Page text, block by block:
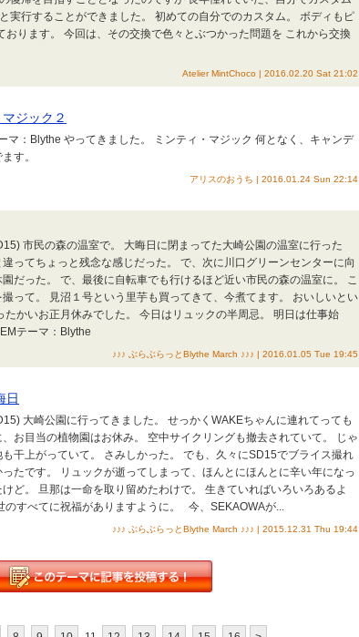
実行することができました。 初めての自分でのカスタム。 ボディもピ
おります。 今回は、その交換で色々とぶつかった問題を これから交換
Atelier MintChoco | 2016.02.20 Sat 21:02
ジック２
マ：Blythe やってきました。 ミンティ・マジック 何となく、キャンデ
す。
アリスのおうち | 2016.01.24 Sun 22:14
市民の森の温室で。 大晦日に閉まってた大崎公園の温室に行った
違ってちょっと残念な感じだった。 で、次に川口グリーンセンターに向
だった。 で、最後に自転車でも行けるほど近い市民の森の温室に。 こ
撮って。 見沼１号という里芋も買ってきて、今煮てます。 おいしいとい
たかいお正月休みでした。 今日はリュックの半周忌。 明日は仕事始
テーマ：Blythe
♪♪♪ ぶらぶらっとBlythe March ♪♪♪ | 2016.01.05 Tue 19:45
日
大崎公園に行ってきました。 せっかくWAKEちゃんに連れてっても
、お目当の植物園はお休み。 空中サイクリングも撤去されていて。 じゃ
干上がっていて。 さみしかった。 でも、久々にSD15でブライス撮れ
たです。 リュックが逝ってしまって、ほんとにほんとに辛い年になっ
ど。 旦那は一命を取り留めたわけで。 生きていればいろいろあるよ
のすべてに祝福がありますように。 今、SEKAOWAが...
♪♪♪ ぶらぶらっとBlythe March ♪♪♪ | 2015.12.31 Thu 19:44